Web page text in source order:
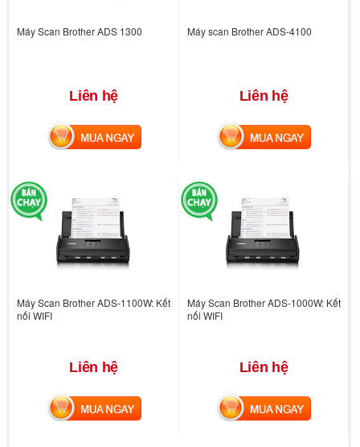
Máy Scan Brother ADS 1300
Liên hệ
MUA NGAY
Máy scan Brother ADS-4100
Liên hệ
MUA NGAY
Máy Scan Brother ADS-1100W: Kết
nối WIFI
Liên hệ
MUA NGAY
Máy Scan Brother ADS-1000W: Kết
nối WIFI
Liên hệ
MUA NGAY